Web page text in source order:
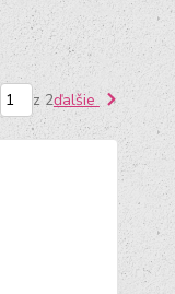
z 2ďalšie